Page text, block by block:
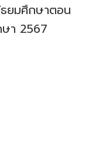
ยมศึกษาตอน
ษา 2567